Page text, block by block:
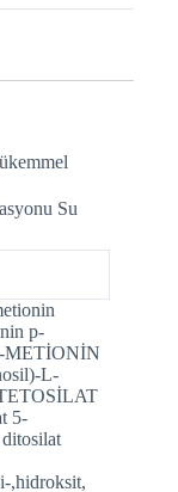
Su
p-
METİONİN
L-
5-
,hidroksit,